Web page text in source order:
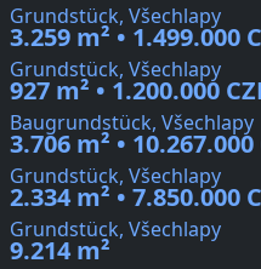
Grundstück, Všechlapy
3.259 m² • 1.499.000
Grundstück, Všechlapy
927 m² • 1.200.000
Baugrundstück, Všechlapy
3.706 m² • 10.267.000
Grundstück, Všechlapy
2.334 m² • 7.850.000
Grundstück, Všechlapy
9.214 m²